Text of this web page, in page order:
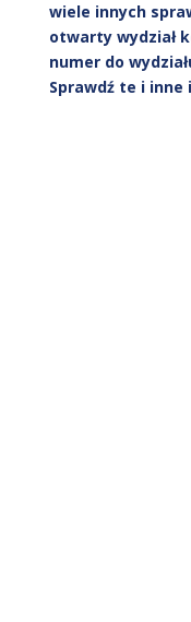
wiele innych
otwarty wydział
numer do
Sprawdź te i